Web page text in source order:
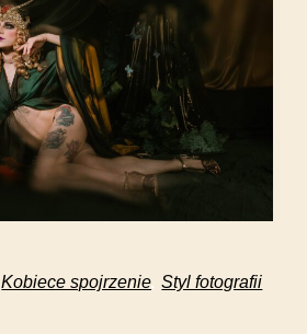
Kobiece spojrzenie Styl fotografii